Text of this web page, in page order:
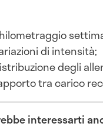
di intensità;
degli
tra carico
interessarti